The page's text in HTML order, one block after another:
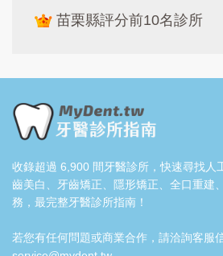
苗栗縣評分前10名診所
收錄超過 6,900 間牙醫診所，快速尋找人
齒美白、牙齒矯正、隱形矯正、全口重建
務，最完整牙醫診所指南！
若您有任何問題或商業合作，請洽詢客服